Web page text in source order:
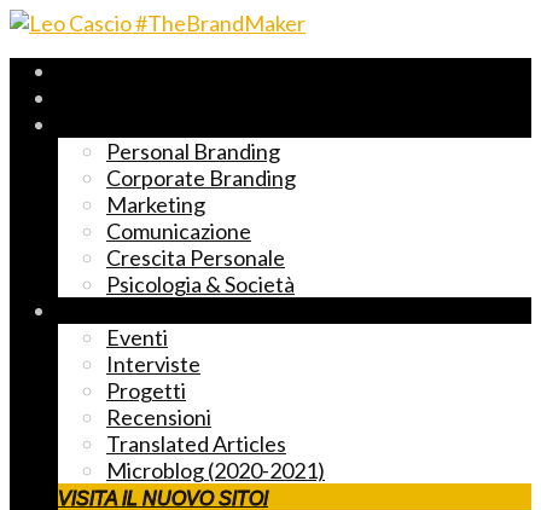
Personal Branding
Corporate Branding
Marketing
Comunicazione
Crescita Personale
Psicologia & Società
Eventi
Interviste
Progetti
Recensioni
Translated Articles
Microblog (2020-2021)
VISITA IL NUOVO SITO!